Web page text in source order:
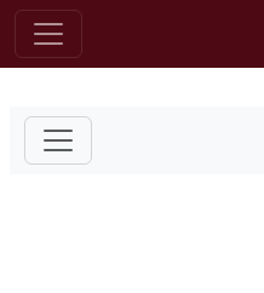
Pāriet uz saturu